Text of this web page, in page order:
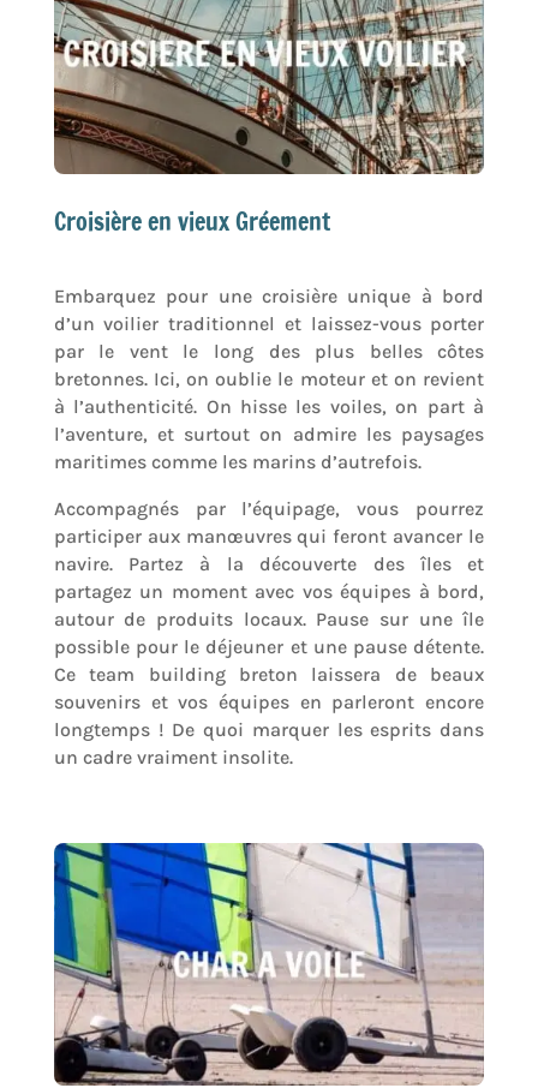
Croisière en vieux Gréement
Embarquez pour une croisière unique à bord
d’un voilier traditionnel et laissez-vous porter
par le vent le long des plus belles côtes
bretonnes. Ici, on oublie le moteur et on revient
à l’authenticité. On hisse les voiles, on part à
l’aventure, et surtout on admire les paysages
maritimes comme les marins d’autrefois.
Accompagnés par l’équipage, vous pourrez
participer aux manœuvres qui feront avancer le
navire. Partez à la découverte des îles et
partagez un moment avec vos équipes à bord,
autour de produits locaux. Pause sur une île
possible pour le déjeuner et une pause détente.
Ce team building breton laissera de beaux
souvenirs et vos équipes en parleront encore
longtemps ! De quoi marquer les esprits dans
un cadre vraiment insolite.